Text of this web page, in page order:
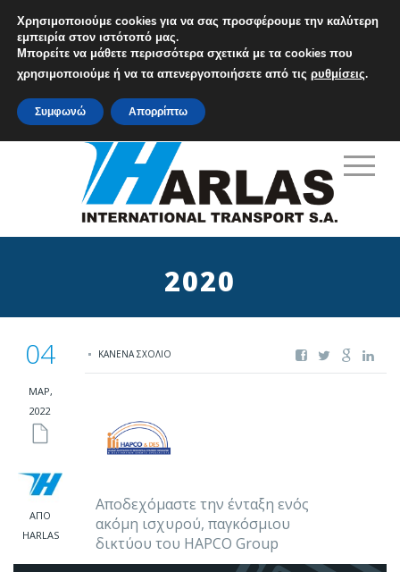
M: info@harlas.gr
2020
04
ΜΑΡ,
2022
ΑΠΌ
HARLAS
ΚΑΝΈΝΑ ΣΧΌΛΙΟ
Αποδεχόμαστε την ένταξη ενός
ακόμη ισχυρού, παγκόσμιου
δικτύου του HAPCO Group
Χρησιμοποιούμε cookies για να σας προσφέρουμε την καλύτερη
εμπειρία στον ιστότοπό μας.
Μπορείτε να μάθετε περισσότερα σχετικά με τα cookies που
χρησιμοποιούμε ή να τα απενεργοποιήσετε από τις ρυθμίσεις.
Συμφωνώ Απορρίπτω